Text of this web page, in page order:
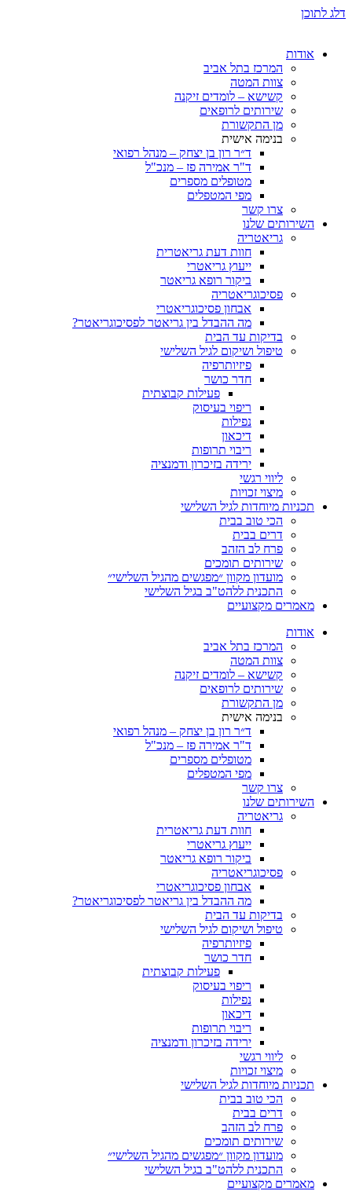
המרכז בתל אביב
צוות המטה
קשישא – לומדים זיקנה
שירותים לרופאים
מן התקשורת
בנימה אישית
ד״ר רון בן יצחק – מנהל רפואי
ד"ר אמירה פז – מנכ"ל
מטופלים מספרים
מפי המטפלים
שלנו
גריאטריה
חוות דעת גריאטרית
ייעוץ גריאטרי
ביקור רופא גריאטר
פסיכוגריאטריה
אבחון פסיכוגריאטרי
מה ההבדל בין גריאטר לפסיכוגריאטר?
בדיקות עד הבית
טיפול ושיקום לגיל השלישי
פיזיותרפיה
חדר כושר
פעילות קבוצתית
ריפוי בעיסוק
ריבוי תרופות
ירידה בזיכרון ודמנציה
מיצוי זכויות
מיוחדות לגיל השלישי
הכי טוב בבית
דרים בבית
פרח לב הזהב
שירותים תומכים
מועדון מקוון ״מפגשים מהגיל השלישי״
התכנית ללהט"ב בגיל השלישי
מקצועיים
המרכז בתל אביב
צוות המטה
קשישא – לומדים זיקנה
שירותים לרופאים
מן התקשורת
בנימה אישית
ד״ר רון בן יצחק – מנהל רפואי
ד"ר אמירה פז – מנכ"ל
מטופלים מספרים
מפי המטפלים
שלנו
גריאטריה
חוות דעת גריאטרית
ייעוץ גריאטרי
ביקור רופא גריאטר
פסיכוגריאטריה
אבחון פסיכוגריאטרי
מה ההבדל בין גריאטר לפסיכוגריאטר?
בדיקות עד הבית
טיפול ושיקום לגיל השלישי
פיזיותרפיה
חדר כושר
פעילות קבוצתית
ריפוי בעיסוק
ריבוי תרופות
ירידה בזיכרון ודמנציה
מיצוי זכויות
מיוחדות לגיל השלישי
הכי טוב בבית
דרים בבית
פרח לב הזהב
שירותים תומכים
מועדון מקוון ״מפגשים מהגיל השלישי״
התכנית ללהט"ב בגיל השלישי
מקצועיים